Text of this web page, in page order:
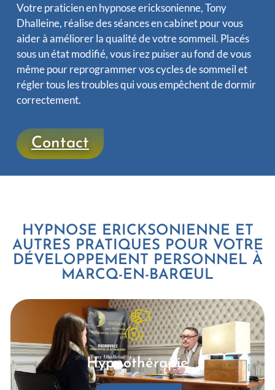
Votre praticien en hypnose ericksonienne, Tony
Dhalleine, réalise des séances en cabinet pour vous
aider à améliorer la qualité de votre sommeil. Placés
sous un état modifié, vous irez puiser au fond de vous
même pour reprogrammer vos cycles de sommeil et
régler tous les troubles qui vous empêchent de dormir
correctement.
Contact
HYPNOSE ERICKSONIENNE ET
AUTRES PRATIQUES POUR VOTRE
DÉVELOPPEMENT PERSONNEL À
MARCQ-EN-BARŒUL
Hypnothérapie